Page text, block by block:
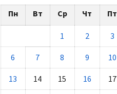
Пн Вт Ср Чт Пт
1 2 3
6 7 8 9 10
13 14 15 16 17